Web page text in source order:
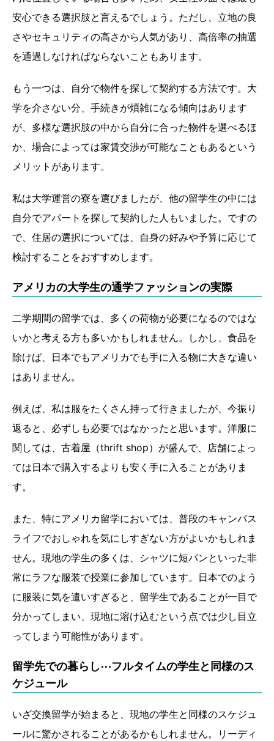
安心できる選択肢と言えるでしょう。ただし、立地の良
さやセキュリティの高さから人気があり、高倍率の抽選
を通過しなければならないこともあります。
もう一つは、自分で物件を探して契約する方法です。大
学を介さない分、手続きが煩雑になる傾向はあります
が、多様な選択肢の中から自分に合った物件を選べるほ
か、場合によっては家賃交渉が可能なこともあるという
メリットがあります。
私は大学運営の寮を選びましたが、他の留学生の中には
自分でアパートを探して契約した人もいました。ですの
で、住居の選択については、自身の好みや予算に応じて
検討することをおすすめします。
アメリカの大学生の通学ファッションの実際
二学期間の留学では、多くの荷物が必要になるのではな
いかと考える方も多いかもしれません。しかし、食品を
除けば、日本でもアメリカでも手に入る物に大きな違い
はありません。
例えば、私は服をたくさん持って行きましたが、今振り
返ると、必ずしも必要ではなかったと思います。洋服に
関しては、古着屋（thrift shop）が盛んで、店舗によっ
ては日本で購入するよりも安く手に入ることがありま
す。
また、特にアメリカ留学においては、普段のキャンパス
ライフでおしゃれを気にしすぎない方がよいかもしれま
せん。現地の学生の多くは、シャツに短パンといった非
常にラフな服装で授業に参加しています。日本でのよう
に服装に気を遣いすぎると、留学生であることが一目で
分かってしまい、現地に溶け込むという点では少し目立
ってしまう可能性があります。
留学先での暮らし⋯フルタイムの学生と同様のス
ケジュール
いざ交換留学が始まると、現地の学生と同様のスケジュ
ールに驚かされることがあるかもしれません。リーディ